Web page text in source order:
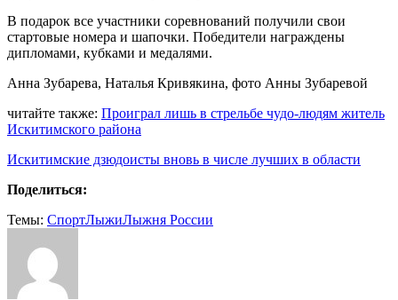
В подарок все участники соревнований получили свои
стартовые номера и шапочки. Победители награждены
дипломами, кубками и медалями.
Анна Зубарева, Наталья Кривякина, фото Анны Зубаревой
читайте также: Проиграл лишь в стрельбе чудо-людям житель
Искитимского района
Искитимские дзюдоисты вновь в числе лучших в области
Поделиться:
Темы: CпортЛыжиЛыжня России